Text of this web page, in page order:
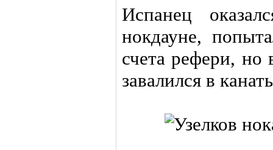
Испанец
нокдауне,
счета рефери, но
завалился в